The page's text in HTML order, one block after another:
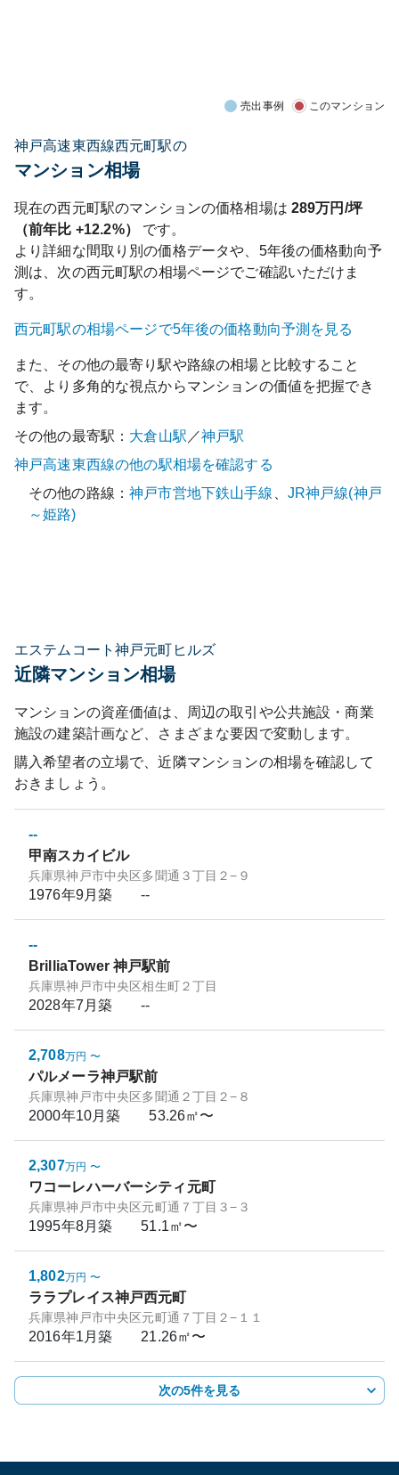
売出事例 このマンション
神戸高速東西線西元町駅の
マンション相場
現在の西元町駅のマンションの価格相場は 289万円/坪
（前年比 +12.2%）
です。
より詳細な間取り別の価格データや、5年後の価格動向予
測は、次の西元町駅の相場ページでご確認いただけま
す。
西元町駅の相場ページで5年後の価格動向予測を見る
また、その他の最寄り駅や路線の相場と比較すること
で、より多角的な視点からマンションの価値を把握でき
ます。
その他の最寄駅： 大倉山駅 ／神戸駅
神戸高速東西線の他の駅相場を確認する
その他の路線：神戸市営地下鉄山手線
JR神戸線(神戸
～姫路)
エステムコート神戸元町ヒルズ
近隣マンション相場
マンションの資産価値は、周辺の取引や公共施設・商業
施設の建築計画など、さまざまな要因で変動します。
購入希望者の立場で、近隣マンションの相場を確認して
おきましょう。
--
甲南スカイビル
兵庫県神戸市中央区多聞通３丁目２−９
1976年9月築 --
--
BrilliaTower 神戸駅前
兵庫県神戸市中央区相生町２丁目
2028年7月築 --
2,708万円 〜
パルメーラ神戸駅前
兵庫県神戸市中央区多聞通２丁目２−８
2000年10月築 53.26㎡〜
2,307万円 〜
ワコーレハーバーシティ元町
兵庫県神戸市中央区元町通７丁目３−３
1995年8月築 51.1㎡〜
1,802万円 〜
ララプレイス神戸西元町
兵庫県神戸市中央区元町通７丁目２−１１
2016年1月築 21.26㎡〜
次の5件を見る